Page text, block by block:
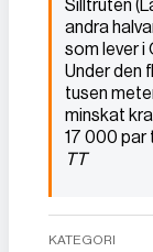
Silltruten
andra
som lever i
Under den
tusen
minskat
17 000 par
TT
KATEGORI